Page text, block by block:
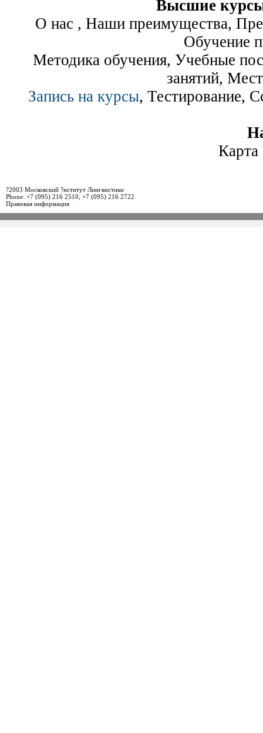
Высшие
О нас , Наши преимущества,
Обучение
Методика обучения, Учебные
занятий,
Запись на курсы, Тестирование,
Карта
?2003 Московский ?нститут Лингвистики
Phone: +7 (095) 216 2510, +7 (095) 216 2722
Правовая информация